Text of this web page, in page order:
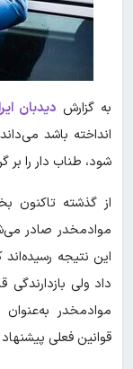
به گزارش دیدبان
انداخته باشد
شود، طناب دار را
از گذشته تاکنون
موادمخدر صادر
این نتیجه
داد ولی بازدارندگی
موادمخدر به‌عنوان
قوانین فعلی